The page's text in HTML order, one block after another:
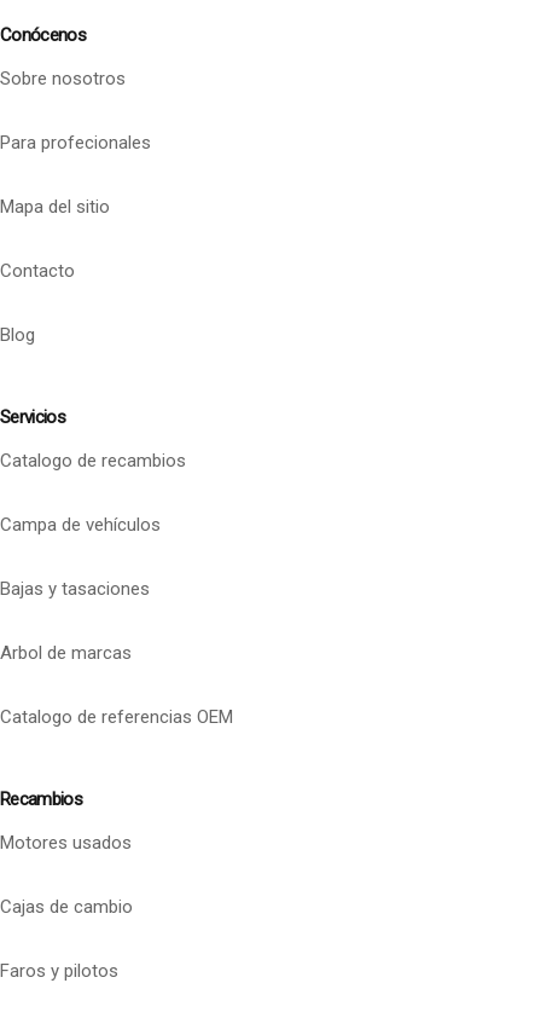
Conócenos
Sobre nosotros
Para profecionales
Mapa del sitio
Contacto
Blog
Servicios
Catalogo de recambios
Campa de vehículos
Bajas y tasaciones
Arbol de marcas
Catalogo de referencias OEM
Recambios
Motores usados
Cajas de cambio
Faros y pilotos